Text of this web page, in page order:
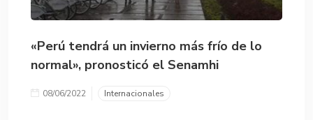
«Perú tendrá un invierno más frío de lo
normal», pronosticó el Senamhi
08/06/2022 Internacionales